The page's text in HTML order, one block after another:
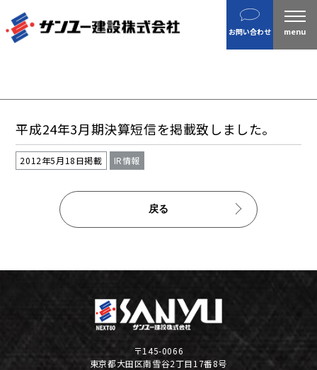
お問い合わせ
建設
企業案内
沿革
株主総会招集通知など
株式インフォメーション
平成24年3月期決算短信を掲載致しました。
2012年5月18日掲載 IR情報
戻る
〒145-0066
東京都大田区南雪谷2丁目17番8号